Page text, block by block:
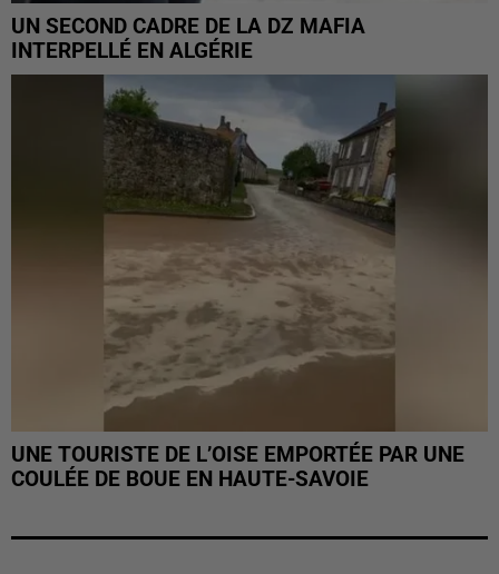
UN SECOND CADRE DE LA DZ MAFIA
INTERPELLÉ EN ALGÉRIE
UNE TOURISTE DE L’OISE EMPORTÉE PAR UNE
COULÉE DE BOUE EN HAUTE-SAVOIE